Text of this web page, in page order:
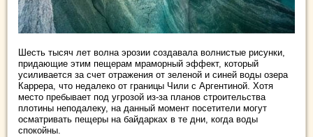
Шесть тысяч лет волна эрозии создавала волнистые рисунки,
придающие этим пещерам мраморный эффект, который
усиливается за счет отражения от зеленой и синей воды озера
Каррера, что недалеко от границы Чили с Аргентиной. Хотя
место пребывает под угрозой из-за планов строительства
плотины неподалеку, на данный момент посетители могут
осматривать пещеры на байдарках в те дни, когда воды
спокойны.